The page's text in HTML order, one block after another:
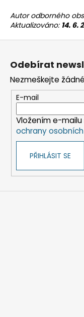
Autor odborného
Aktualizováno: 14. 6.
Odebírat
Nezmeškejte
E-mail
Vložením e-
ochrany
PŘIHLÁSIT SE